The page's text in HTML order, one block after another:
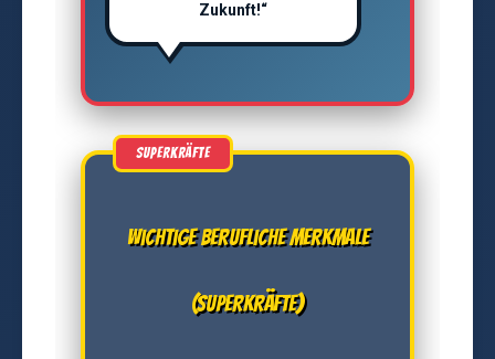
Zukunft!“
Wichtige berufliche Merkmale
(Superkräfte)